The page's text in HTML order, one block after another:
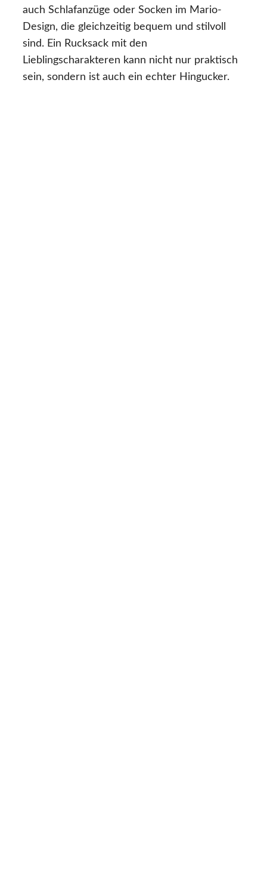
auch Schlafanzüge oder Socken im Mario-
Design, die gleichzeitig bequem und stilvoll
sind. Ein Rucksack mit den
Lieblingscharakteren kann nicht nur praktisch
sein, sondern ist auch ein echter Hingucker.